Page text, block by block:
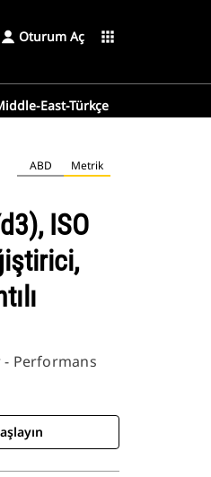
Oturum Aç apps
East-Türkçe
ABD Metrik
ISO
- Performans